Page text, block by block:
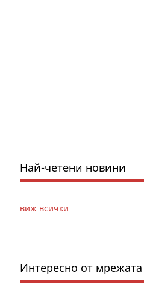
Най-четени новини
виж всички
Интересно от мрежата